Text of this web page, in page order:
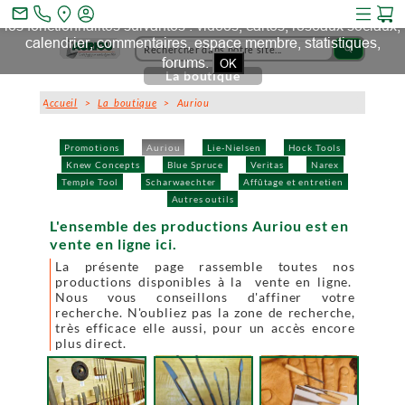
search
Promotions Auriou Lie-Nielsen
Hock Tools
Knew Concepts
Blue Spruce Veritas
Narex
Temple Tool
Scharwaechter
Affûtage et entretien
Autres outils
La boutique
Accueil >La boutique > Auriou
L'ensemble des productions Auriou est en
vente en ligne ici.
La présente page rassemble toutes nos
productions disponibles à la vente en ligne.
Nous vous conseillons d'affiner votre
recherche. N'oubliez pas la zone de recherche,
très efficace elle aussi, pour un accès encore
plus direct.
mail_outline
Ce site et des sites tiers qu'il utilise collectent des cookies pour
les fonctionnalités suivantes : vidéos, cartes, réseaux sociaux,
calendrier, commentaires, espace membre, statistiques,
forums. OK